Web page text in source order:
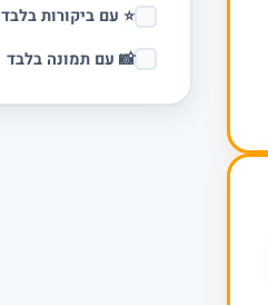
⭐ עם ביקורות בלבד
📸 עם תמונה בלבד